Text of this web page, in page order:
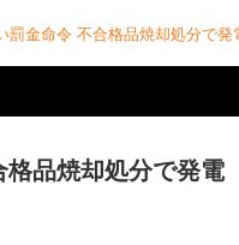
罰金命令 不合格品焼却処分で発
品焼却処分で発電